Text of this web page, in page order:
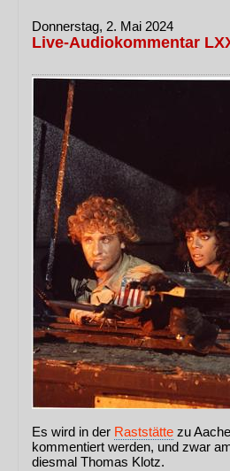
Donnerstag, 2. Mai 2024
Live-Audiokommentar
Es wird in der Raststätte zu
kommentiert werden, und zwar
diesmal Thomas Klotz.